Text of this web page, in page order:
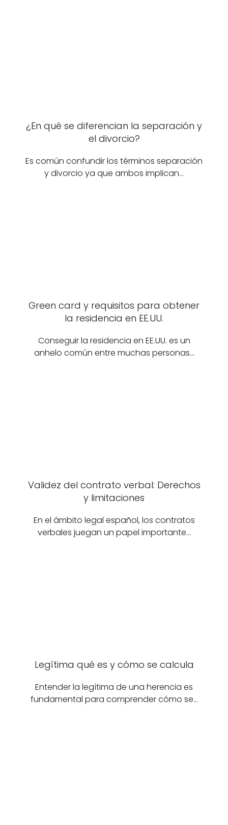
¿En qué se diferencian la separación y
el divorcio?
Es común confundir los términos separación
y divorcio ya que ambos implican…
Green card y requisitos para obtener
la residencia en EE.UU.
Conseguir la residencia en EE.UU. es un
anhelo común entre muchas personas…
Validez del contrato verbal: Derechos
y limitaciones
En el ámbito legal español, los contratos
verbales juegan un papel importante…
Legítima qué es y cómo se calcula
Entender la legítima de una herencia es
fundamental para comprender cómo se…